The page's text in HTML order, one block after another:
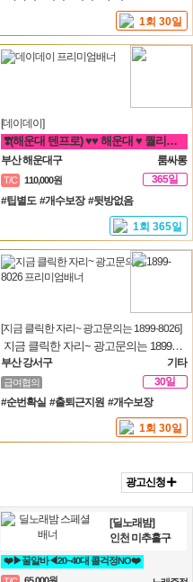
1회 30일
[데이데이]
❣️(해운대 텐프로) ♥♥ 해운대 ♥ 퀄리티룸 알바 ♥ 룸빠 ♥1번 ♥♥❣️ 룸알바 쩜오
부산 해운대구 룸싸롱
T/C 110,000원
365일
#팁별도 #개수보장 #뒷방없음
1회 365일
[지금 클릭한 자리~ 광고문의는 1899-8026]
지금 클릭한 자리~ 광고문의는 1899-8026
부산 강서구 기타
급여협의
30일
#순번확실 #출퇴근지원 #개수보장
1회 30일
광고신청
[딜노래밤]
인천 미추홀구
❤️▶꿀알바◀20~40대 콜걱정NO❤️